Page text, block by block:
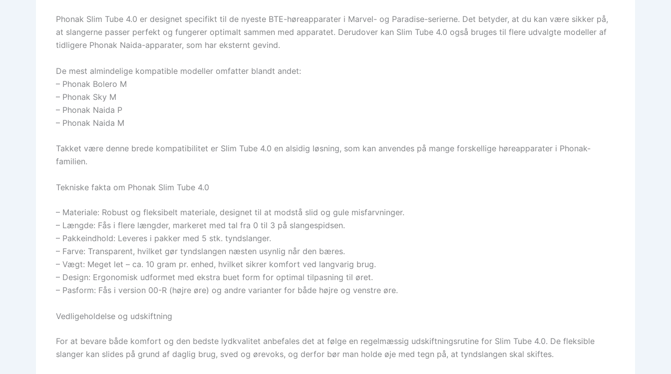
Phonak Slim Tube 4.0 er designet specifikt til de nyeste BTE-høreapparater i Marvel- og Paradise-serierne. Det betyder, at du kan være sikker på,
at slangerne passer perfekt og fungerer optimalt sammen med apparatet. Derudover kan Slim Tube 4.0 også bruges til flere udvalgte modeller af
tidligere Phonak Naida-apparater, som har eksternt gevind.
De mest almindelige kompatible modeller omfatter blandt andet:
– Phonak Bolero M
– Phonak Sky M
– Phonak Naida P
– Phonak Naida M
Takket være denne brede kompatibilitet er Slim Tube 4.0 en alsidig løsning, som kan anvendes på mange forskellige høreapparater i Phonak-
familien.
Tekniske fakta om Phonak Slim Tube 4.0
– Materiale: Robust og fleksibelt materiale, designet til at modstå slid og gule misfarvninger.
– Længde: Fås i flere længder, markeret med tal fra 0 til 3 på slangespidsen.
– Pakkeindhold: Leveres i pakker med 5 stk. tyndslanger.
– Farve: Transparent, hvilket gør tyndslangen næsten usynlig når den bæres.
– Vægt: Meget let – ca. 10 gram pr. enhed, hvilket sikrer komfort ved langvarig brug.
– Design: Ergonomisk udformet med ekstra buet form for optimal tilpasning til øret.
– Pasform: Fås i version 00-R (højre øre) og andre varianter for både højre og venstre øre.
Vedligeholdelse og udskiftning
For at bevare både komfort og den bedste lydkvalitet anbefales det at følge en regelmæssig udskiftningsrutine for Slim Tube 4.0. De fleksible
slanger kan slides på grund af daglig brug, sved og ørevoks, og derfor bør man holde øje med tegn på, at tyndslangen skal skiftes.